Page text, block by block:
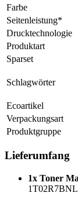
Farbe
Seitenleistung*
Drucktechnologie
Produktart
Sparset
Schlagwörter
Ecoartikel
Verpackungsart
Produktgruppe
Lieferumfang
1x Toner